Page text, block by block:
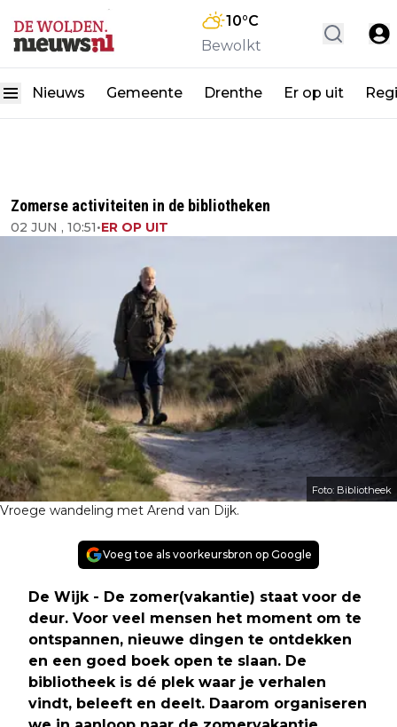
10°C
Bewolkt
Nieuws Gemeente Drenthe Er op uit
Zomerse activiteiten in de bibliotheken
02 JUN , 10:51•ER OP UIT
Foto: Bibliotheek
Vroege wandeling met Arend van Dijk.
Voeg toe als voorkeursbron op Google
De Wijk - De zomer(vakantie) staat voor de
deur. Voor veel mensen het moment om te
ontspannen, nieuwe dingen te ontdekken
en een goed boek open te slaan. De
bibliotheek is dé plek waar je verhalen
vindt, beleeft en deelt. Daarom organiseren